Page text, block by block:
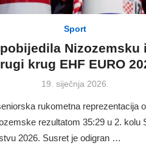
Sport
Nizozemsku
krug EHF EURO
Posted
19. siječnja 2026.
rukometna reprezentacija
rezultatom 35:29 u 2. kolu
2026. Susret je odigran …